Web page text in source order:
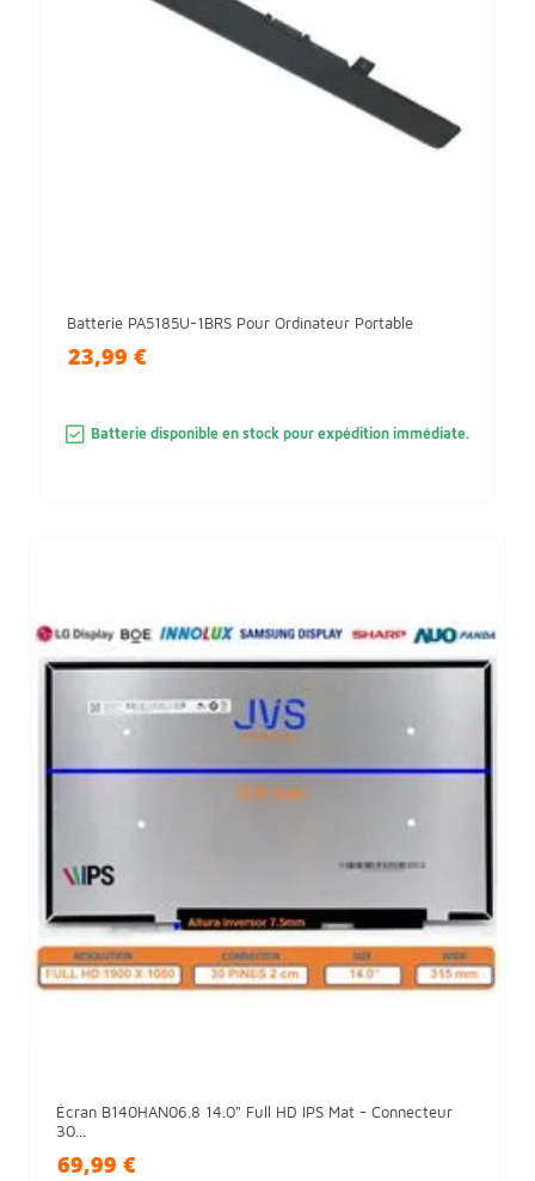
Batterie PA5185U-1BRS Pour Ordinateur Portable
23,99 €
Batterie disponible en stock pour expédition immédiate.
Écran B140HAN06.8 14.0" Full HD IPS Mat - Connecteur
30...
69,99 €